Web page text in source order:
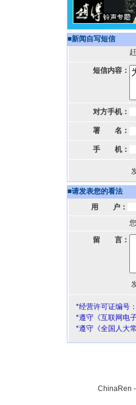
■新闻自写短信
短信内容：
对方手机：
署 名：
手 机：
■请发表您的看法
用 户：
留 言：
*经营许可证编号
*遵守《互联网电
*遵守《全国人大
ChinaRen -